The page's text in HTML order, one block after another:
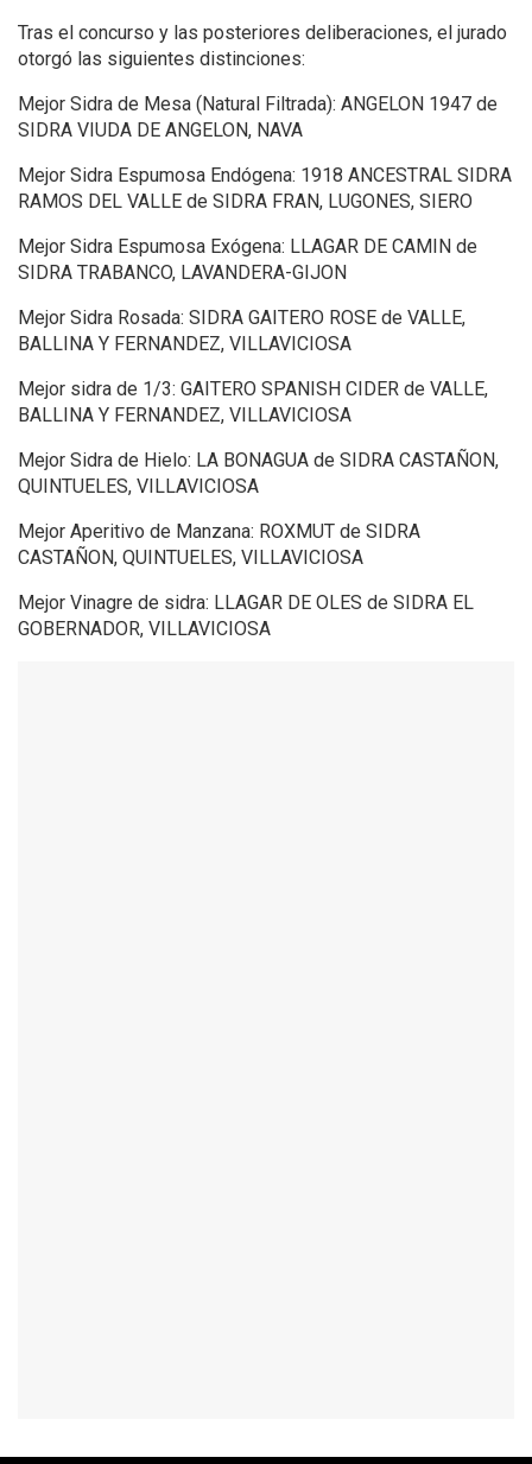
Tras el concurso y las posteriores deliberaciones, el jurado
otorgó las siguientes distinciones:
Mejor Sidra de Mesa (Natural Filtrada): ANGELON 1947 de
SIDRA VIUDA DE ANGELON, NAVA
Mejor Sidra Espumosa Endógena: 1918 ANCESTRAL SIDRA
RAMOS DEL VALLE de SIDRA FRAN, LUGONES, SIERO
Mejor Sidra Espumosa Exógena: LLAGAR DE CAMIN de
SIDRA TRABANCO, LAVANDERA-GIJON
Mejor Sidra Rosada: SIDRA GAITERO ROSE de VALLE,
BALLINA Y FERNANDEZ, VILLAVICIOSA
Mejor sidra de 1/3: GAITERO SPANISH CIDER de VALLE,
BALLINA Y FERNANDEZ, VILLAVICIOSA
Mejor Sidra de Hielo: LA BONAGUA de SIDRA CASTAÑON,
QUINTUELES, VILLAVICIOSA
Mejor Aperitivo de Manzana: ROXMUT de SIDRA
CASTAÑON, QUINTUELES, VILLAVICIOSA
Mejor Vinagre de sidra: LLAGAR DE OLES de SIDRA EL
GOBERNADOR, VILLAVICIOSA